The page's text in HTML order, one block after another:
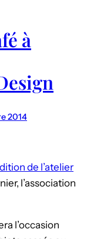
à
2014
de l’atelier
l’association
l’occasion